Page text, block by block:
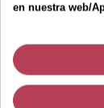
Los
en nuestra web/